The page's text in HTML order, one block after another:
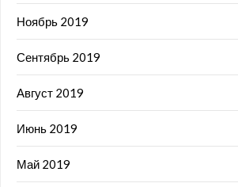
Ноябрь 2019
Сентябрь 2019
Август 2019
Июнь 2019
Май 2019